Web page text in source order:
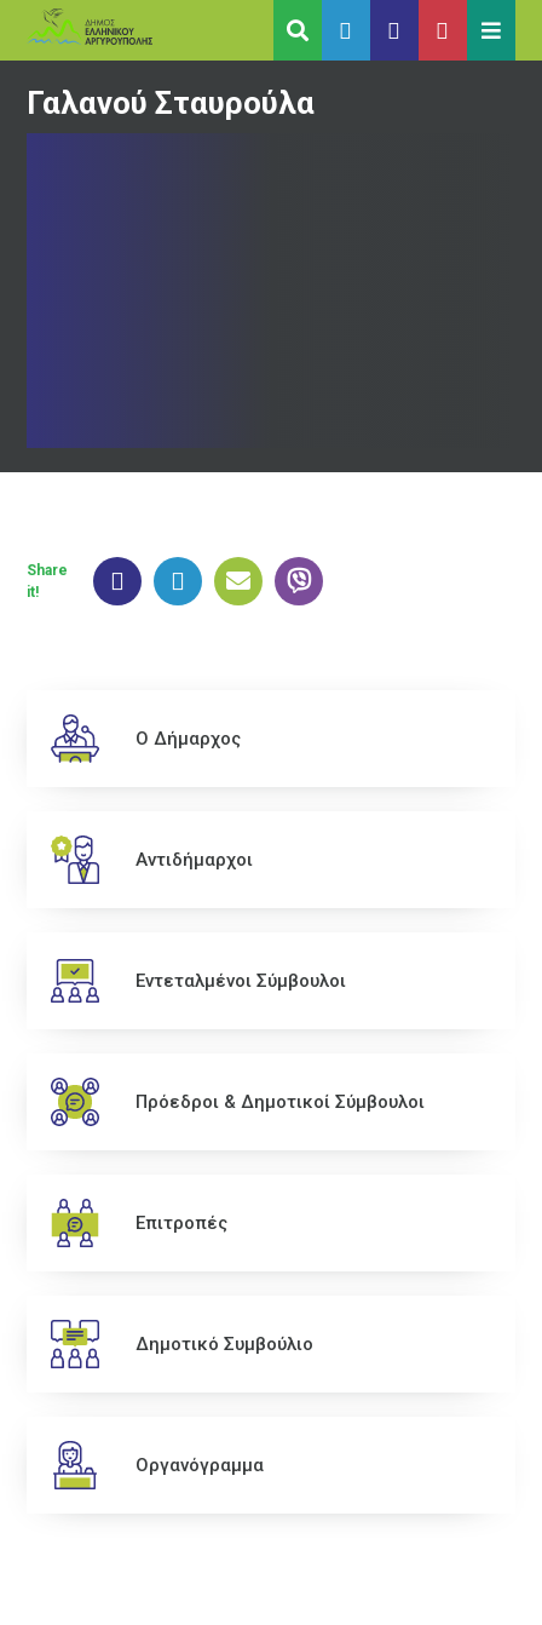
Γαλανού Σταυρούλα
Share
it!
Ο Δήμαρχος
Αντιδήμαρχοι
Εντεταλμένοι Σύμβουλοι
Πρόεδροι & Δημοτικοί Σύμβουλοι
Επιτροπές
Δημοτικό Συμβούλιο
Οργανόγραμμα